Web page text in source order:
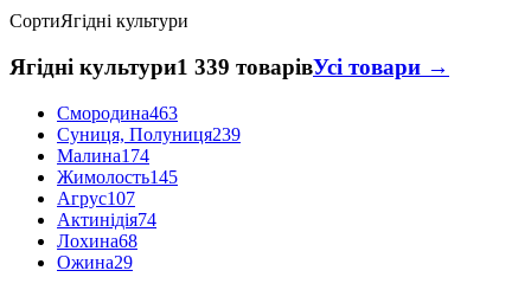
СортиЯгідні культури
Ягідні культури1 339 товарівУсі товари →
Смородина463
Суниця, Полуниця239
Малина174
Жимолость145
Агрус107
Актинідія74
Лохина68
Ожина29